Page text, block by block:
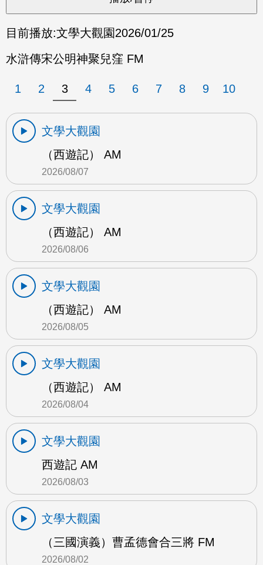
目前播放:文學大觀園2026/01/25
水滸傳宋公明神聚兒窪 FM
1 2 3 4 5 6 7 8 9 10
文學大觀園
（西遊記） AM
2026/08/07
文學大觀園
（西遊記） AM
2026/08/06
文學大觀園
（西遊記） AM
2026/08/05
文學大觀園
（西遊記） AM
2026/08/04
文學大觀園
西遊記 AM
2026/08/03
文學大觀園
（三國演義）曹孟德會合三將 FM
2026/08/02